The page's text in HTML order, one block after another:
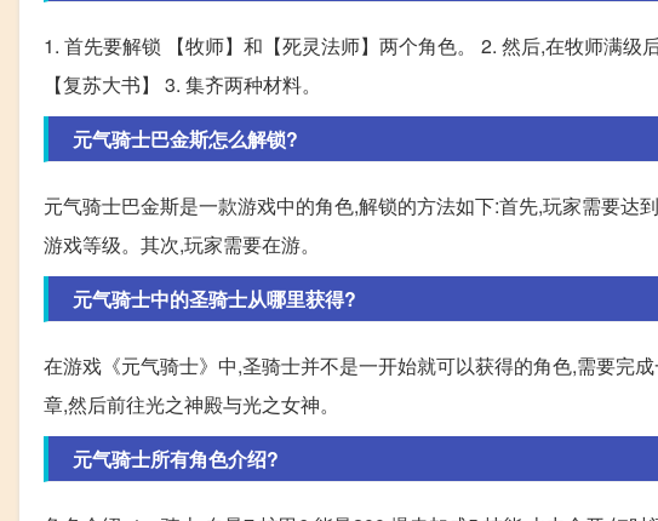
1. 首先要解锁 【牧师】和【死灵法师】两个角色。 2. 然后,在牧师满
【复苏大书】 3. 集齐两种材料。
元气骑士巴金斯怎么解锁?
元气骑士巴金斯是一款游戏中的角色,解锁的方法如下:首先,玩家需要达
游戏等级。其次,玩家需要在游。
元气骑士中的圣骑士从哪里获得?
在游戏《元气骑士》中,圣骑士并不是一开始就可以获得的角色,需要完
章,然后前往光之神殿与光之女神。
元气骑士所有角色介绍?